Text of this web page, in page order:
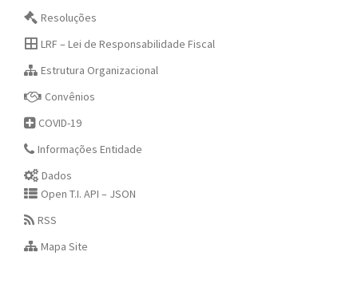
Resoluções
LRF – Lei de Responsabilidade Fiscal
Estrutura Organizacional
Convênios
COVID-19
Informações Entidade
Dados
Open T.I. API – JSON
RSS
Mapa Site